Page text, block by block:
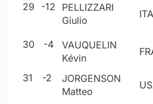
29 -12
PELLIZZARI
Giulio
ITA
30 -4
VAUQUELIN
Kévin
31 -2
JORGENSON
Matteo